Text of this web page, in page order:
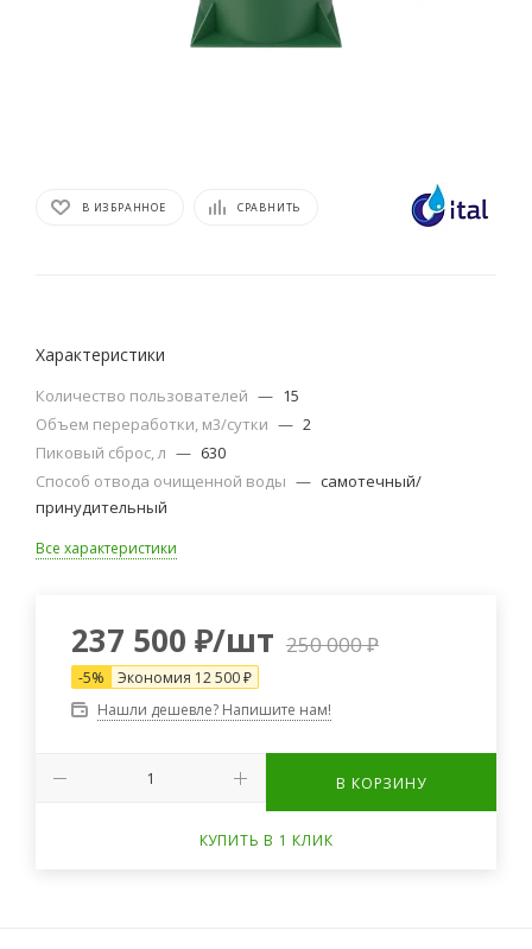
В ИЗБРАННОЕ СРАВНИТЬ
Характеристики
Количество пользователей — 15
Объем переработки, м3/сутки — 2
Пиковый сброс, л — 630
Способ отвода очищенной воды — самотечный/
принудительный
Все характеристики
237 500 ₽/шт 250 000₽
-5% Экономия 12 500₽
Нашли дешевле? Напишите нам!
В КОРЗИНУ
КУПИТЬ В 1 КЛИК